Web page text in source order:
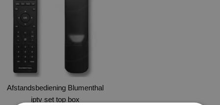
Afstandsbediening Blumenthal
iptv set top box
Deze
gekozen
worden
op